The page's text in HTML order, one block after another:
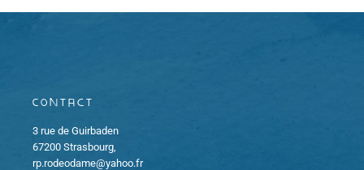
Contact
3 rue de Guirbaden
67200 Strasbourg,
rp.rodeodame@yahoo.fr